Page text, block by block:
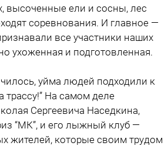
высоченные ели и сосны, лес
соревнования. И главное —
все участники наших
ухоженная и подготовленная.
уйма людей подходили к
трассу!” На самом деле
Сергеевича Наседкина,
“МК”, и его лыжный клуб —
жителей, которые своим трудом